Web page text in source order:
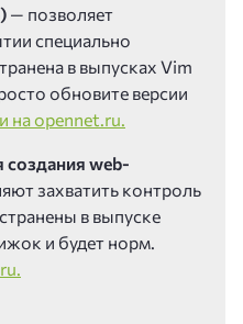
— позволяет
специально
в выпусках Vim
обновите версии
на opennet.ru.
создания web-
захватить контроль
в выпуске
и будет норм.